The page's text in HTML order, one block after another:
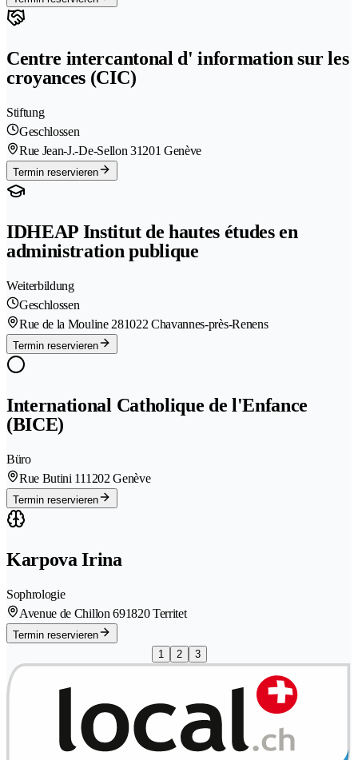
Centre intercantonal d' information sur les
croyances (CIC)
Stiftung
Geschlossen
Rue Jean-J.-De-Sellon 31201 Genève
Termin reservieren
IDHEAP Institut de hautes études en
administration publique
Weiterbildung
Geschlossen
Rue de la Mouline 281022 Chavannes-près-Renens
Termin reservieren
International Catholique de l'Enfance
(BICE)
Büro
Rue Butini 111202 Genève
Termin reservieren
Karpova Irina
Sophrologie
Avenue de Chillon 691820 Territet
Termin reservieren
1
2 3